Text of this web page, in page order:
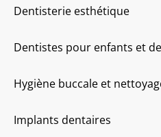
Dentisterie esthétique
Dentistes pour enfants et
Hygiène buccale et
Implants dentaires